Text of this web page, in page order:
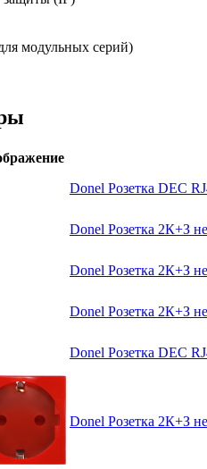
модульных серий)
Donel Розетка DEC
Donel Розетка 2К+З
Donel Розетка 2К+З
Donel Розетка 2К+З
Donel Розетка DEC
Donel Розетка 2К+З